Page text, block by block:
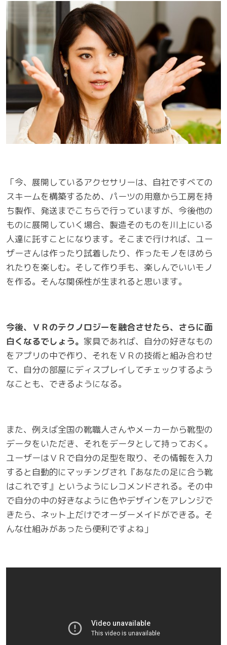
「今、展開しているアクセサリーは、自社ですべての
スキームを構築するため、パーツの用意から工房を持
ち製作、発送までこちらで行っていますが、今後他の
ものに展開していく場合、製造そのものを川上にいる
人達に託すことになります。そこまで行ければ、ユー
ザーさんは作ったり試着したり、作ったモノをほめら
れたりを楽しむ。そして作り手も、楽しんでいいモノ
を作る。そんな関係性が生まれると思います。
今後、ＶＲのテクノロジーを融合させたら、さらに面
白くなるでしょう。 家具であれば、自分の好きなもの
をアプリの中で作り、それをＶＲの技術と組み合わせ
て、自分の部屋にディスプレイしてチェックするよう
なことも、できるようになる。
また、例えば全国の靴職人さんやメーカーから靴型の
データをいただき、それをデータとして持っておく。
ユーザーはＶＲで自分の足型を取り、その情報を入力
すると自動的にマッチングされ『あなたの足に合う靴
はこれです』というようにレコメンドされる。その中
で自分の中の好きなように色やデザインをアレンジで
きたら、ネット上だけでオーダーメイドができる。そ
んな仕組みがあったら便利ですよね」